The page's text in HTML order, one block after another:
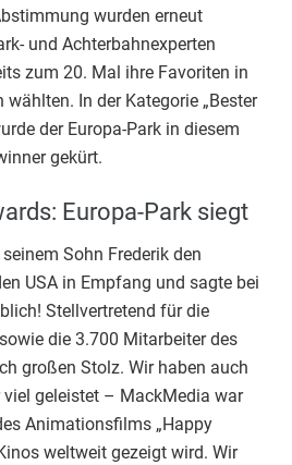
wurden erneut
und Achterbahnexperten
zum 20. Mal ihre Favoriten in
In der Kategorie „Bester
der Europa-Park in diesem
gekürt.
Europa-Park siegt
Sohn Frederik den
USA in Empfang und sagte bei
Stellvertretend für die
die 3.700 Mitarbeiter des
großen Stolz. Wir haben auch
geleistet – MackMedia war
Animationsfilms „Happy
weltweit gezeigt wird. Wir